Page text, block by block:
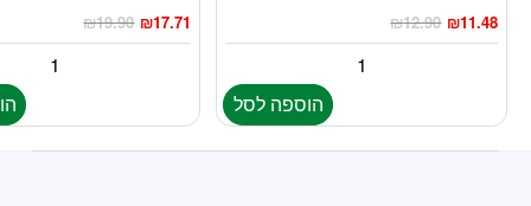
₪12.90 ₪11.48
הוספה לסל
₪19.90 ₪17.71